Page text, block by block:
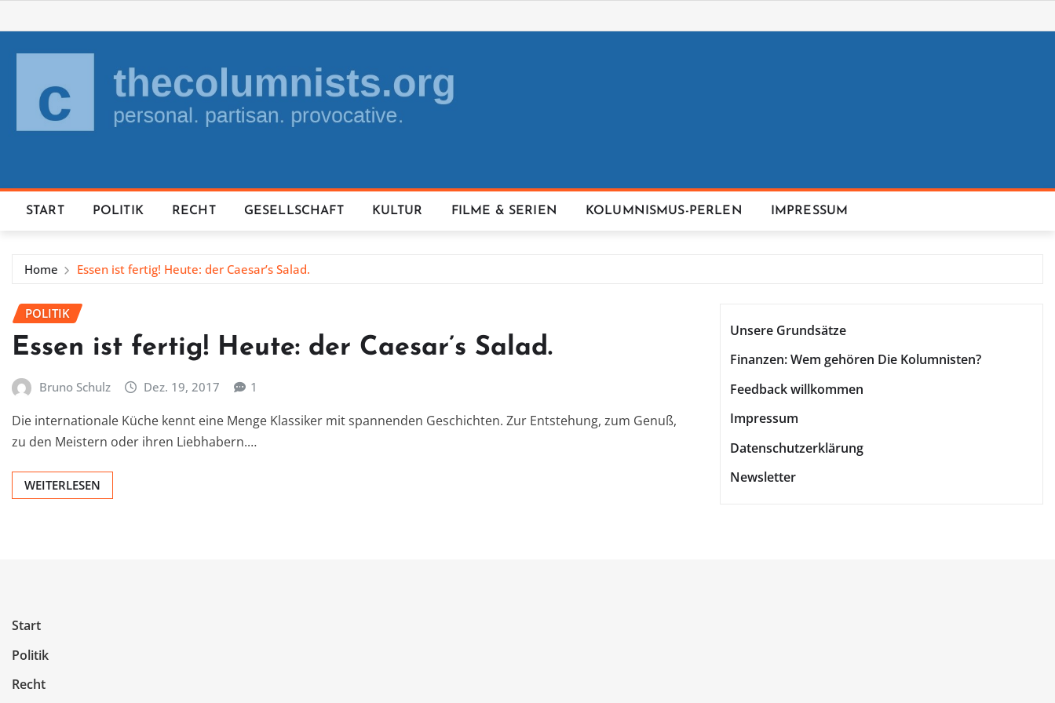
to
content
START POLITIK RECHT GESELLSCHAFT KULTUR FILME & SERIEN KOLUMNISMUS-PERLEN IMPRESSUM
Home Essen ist fertig! Heute: der Caesar’s Salad.
POLITIK
Essen ist fertig! Heute: der Caesar’s Salad.
Bruno Schulz Dez. 19, 2017 1
Die internationale Küche kennt eine Menge Klassiker mit spannenden Geschichten. Zur Entstehung, zum Genuß,
zu den Meistern oder ihren Liebhabern.…
WEITERLESEN
Unsere Grundsätze
Finanzen: Wem gehören Die Kolumnisten?
Feedback willkommen
Impressum
Datenschutzerklärung
Newsletter
Start
Politik
Recht